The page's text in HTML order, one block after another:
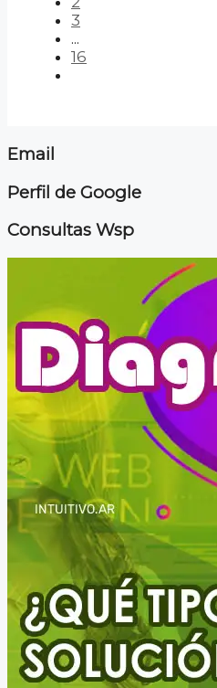
3
...
16
Email
Perfil de Google
Consultas Wsp